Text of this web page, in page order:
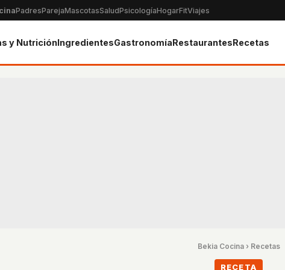
PadresParejaMascotasSaludPsicologíaHogarFitViajes
y NutriciónIngredientesGastronomíaRestaurantesRecetas
Bekia Cocina› Recetas
RECETA